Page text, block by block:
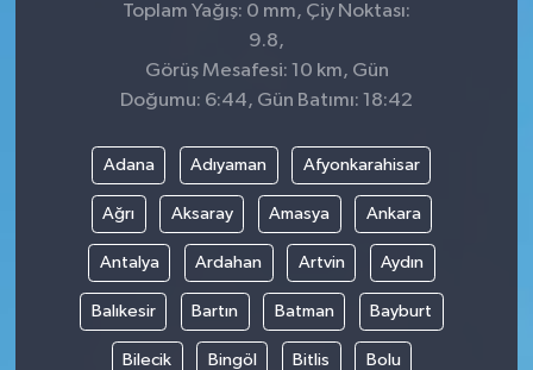
Toplam Yağış: 0 mm, Çiy Noktası:
9.8,
Görüş Mesafesi: 10 km, Gün
Doğumu: 6:44, Gün Batımı: 18:42
Adana Adıyaman Afyonkarahisar
Ağrı Aksaray Amasya Ankara
Antalya Ardahan Artvin Aydın
Balıkesir Bartın Batman Bayburt
Bilecik Bingöl Bitlis Bolu